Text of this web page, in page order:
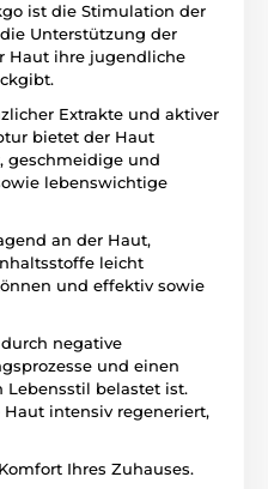
ist die Stimulation der
Unterstützung der
Haut ihre jugendliche
Extrakte und aktiver
bietet der Haut
geschmeidige und
lebenswichtige
an der Haut,
leicht
und effektiv sowie
negative
und einen
Lebensstil belastet ist.
intensiv regeneriert,
Ihres Zuhauses.